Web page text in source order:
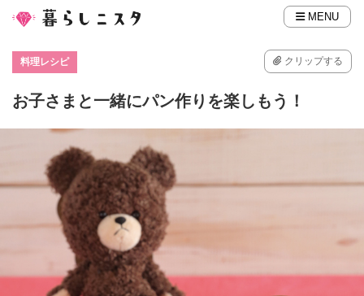
MENU
料理レシピ クリップする
お子さまと一緒にパン作りを楽しもう！